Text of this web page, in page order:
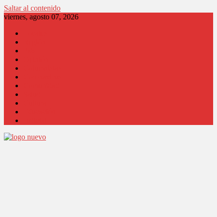
Saltar al contenido
viernes, agosto 07, 2026